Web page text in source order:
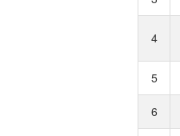
4
5
6